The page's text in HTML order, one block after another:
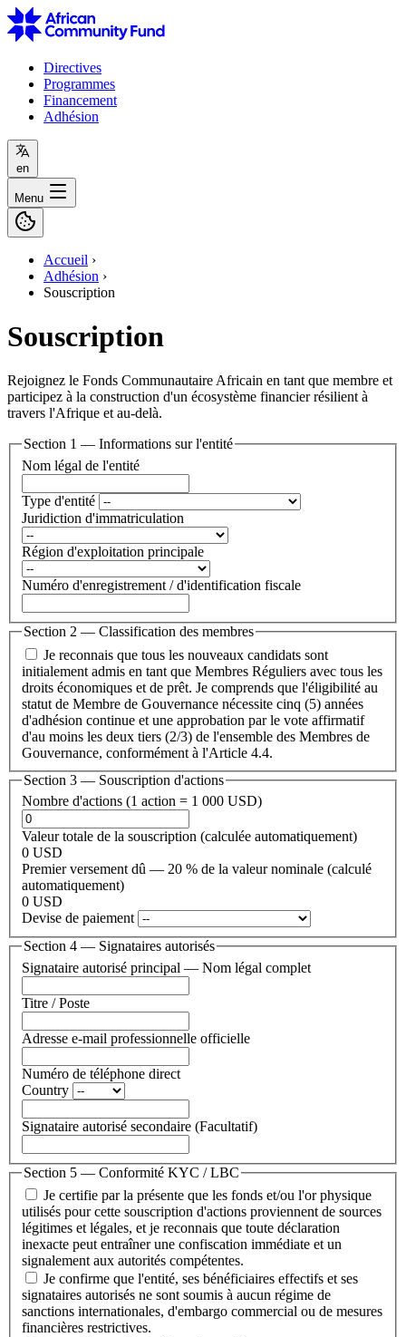
Directives
Programmes
Financement
Adhésion
en
Menu
Accueil ›
Adhésion ›
Souscription
Souscription
Rejoignez le Fonds Communautaire Africain en tant que membre et
participez à la construction d'un écosystème financier résilient à
travers l'Afrique et au-delà.
Section 1 — Informations sur l'entité
Nom légal de l'entité
Type d'entité
Juridiction d'immatriculation
Région d'exploitation principale
Numéro d'enregistrement / d'identification fiscale
Section 2 — Classification des membres
Je reconnais que tous les nouveaux candidats sont
initialement admis en tant que Membres Réguliers avec tous les
droits économiques et de prêt. Je comprends que l'éligibilité au
statut de Membre de Gouvernance nécessite cinq (5) années
d'adhésion continue et une approbation par le vote affirmatif
d'au moins les deux tiers (2/3) de l'ensemble des Membres de
Gouvernance, conformément à l'Article 4.4.
Section 3 — Souscription d'actions
Nombre d'actions (1 action = 1 000 USD)
Valeur totale de la souscription (calculée automatiquement)
0 USD
Premier versement dû — 20 % de la valeur nominale (calculé
automatiquement)
0 USD
Devise de paiement
Section 4 — Signataires autorisés
Signataire autorisé principal — Nom légal complet
Titre / Poste
Adresse e-mail professionnelle officielle
Numéro de téléphone direct
Country
Signataire autorisé secondaire (Facultatif)
Section 5 — Conformité KYC / LBC
Je certifie par la présente que les fonds et/ou l'or physique
utilisés pour cette souscription d'actions proviennent de sources
légitimes et légales, et je reconnais que toute déclaration
inexacte peut entraîner une confiscation immédiate et un
signalement aux autorités compétentes.
Je confirme que l'entité, ses bénéficiaires effectifs et ses
signataires autorisés ne sont soumis à aucun régime de
sanctions internationales, d'embargo commercial ou de mesures
financières restrictives.